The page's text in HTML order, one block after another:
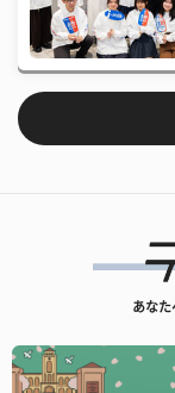
あなた